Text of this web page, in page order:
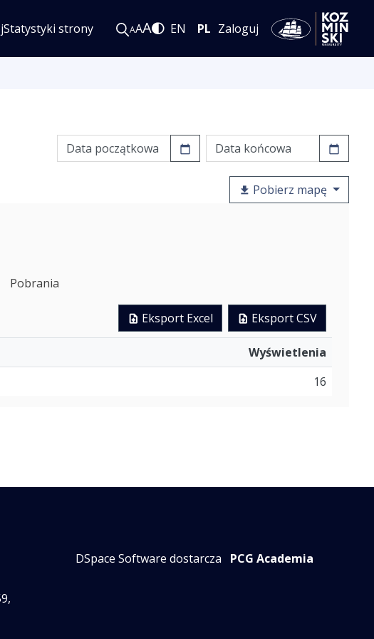
Statystyki strony AAA EN PL Zaloguj
Pobierz mapę
Pobrania
Eksport Excel Eksport CSV
Wyświetlenia
16
DSpace Software dostarcza PCG Academia